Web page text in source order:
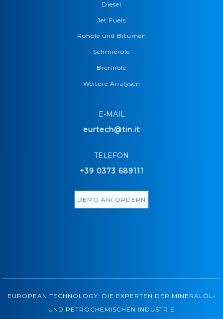
Diesel
Jet Fuels
Rohöle und Bitumen
Schmieröle
Brennöle
Weitere Analysen
E-MAIL
eurtech@tin.it
TELEFON
+39 0373 689111
DEMO ANFORDERN
EUROPEAN TECHNOLOGY: DIE EXPERTEN DER MINERALÖL-
UND PETROCHEMISCHEN INDUSTRIE